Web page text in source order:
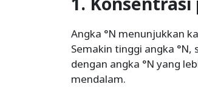
Angka °N menunjukkan
Semakin tinggi angka
dengan angka °N yang
mendalam.